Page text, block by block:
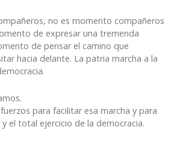
no es momento compañeros
de expresar una tremenda
de pensar el camino que
hacia delante. La patria marcha a la
para facilitar esa marcha y para
el total ejercicio de la democracia.